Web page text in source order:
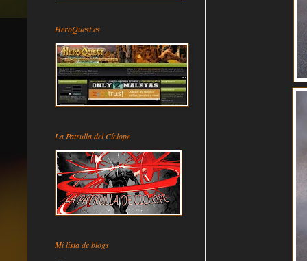
HeroQuest.es
La Patrulla del Cíclope
Mi lista de blogs